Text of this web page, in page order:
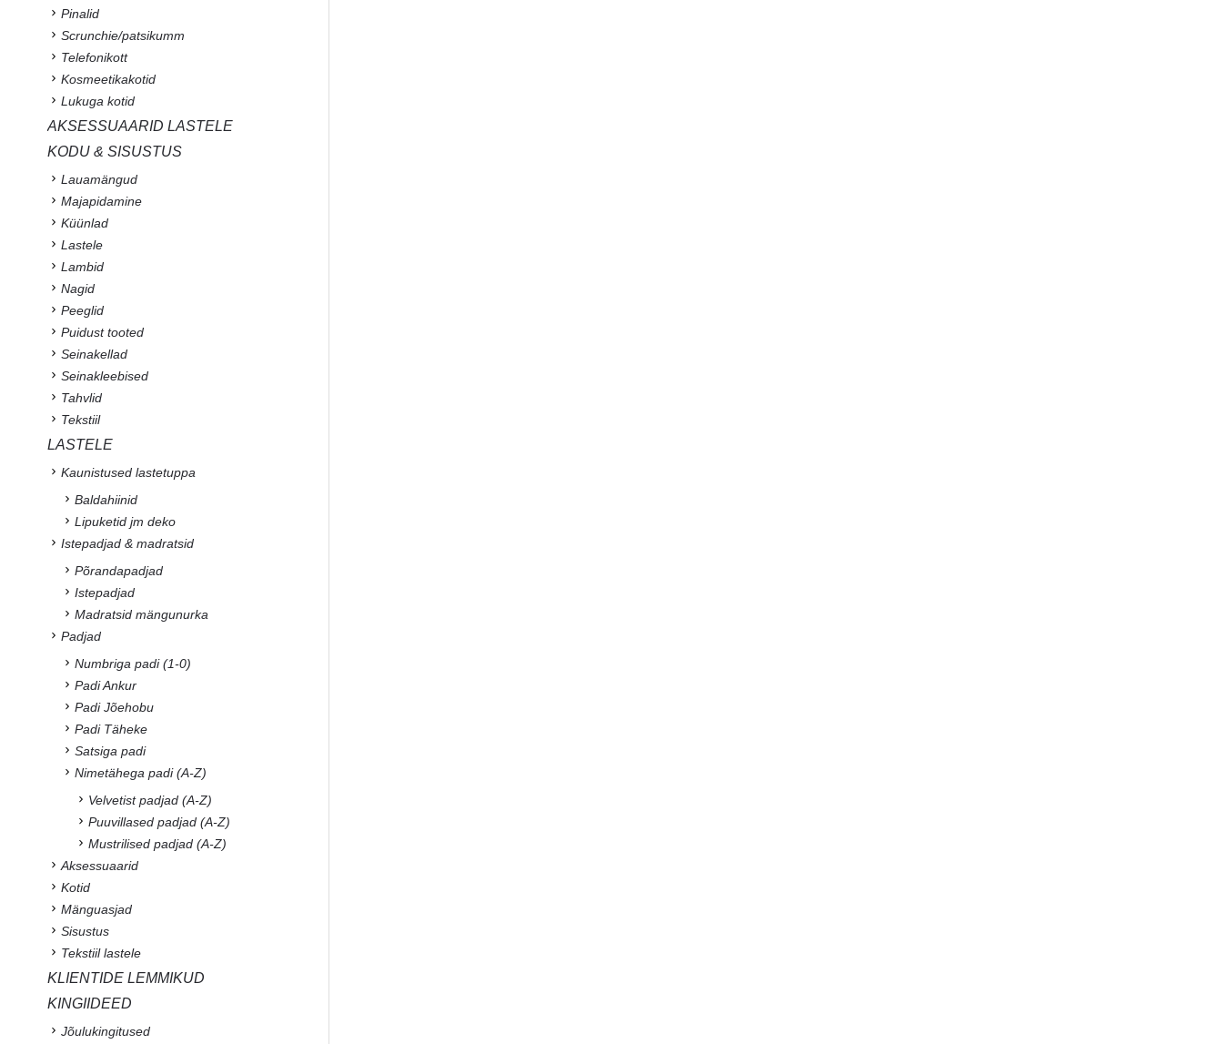
Pinalid
Scrunchie/patsikumm
Telefonikott
Kosmeetikakotid
Lukuga kotid
AKSESSUAARID LASTELE
KODU & SISUSTUS
Lauamängud
Majapidamine
Küünlad
Lastele
Lambid
Nagid
Peeglid
Puidust tooted
Seinakellad
Seinakleebised
Tahvlid
Tekstiil
LASTELE
Kaunistused lastetuppa
Baldahiinid
Lipuketid jm deko
Istepadjad & madratsid
Põrandapadjad
Istepadjad
Madratsid mängunurka
Padjad
Numbriga padi (1-0)
Padi Ankur
Padi Jõehobu
Padi Täheke
Satsiga padi
Nimetähega padi (A-Z)
Velvetist padjad (A-Z)
Puuvillased padjad (A-Z)
Mustrilised padjad (A-Z)
Aksessuaarid
Kotid
Mänguasjad
Sisustus
Tekstiil lastele
KLIENTIDE LEMMIKUD
KINGIIDEED
Jõulukingitused